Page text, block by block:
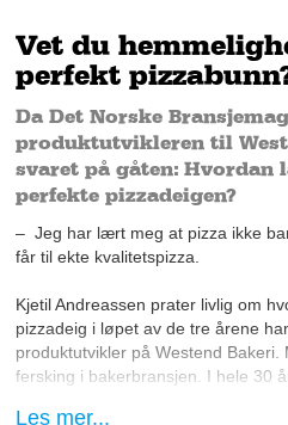
Vet du
perfekt
Da Det Norske
produktutvikleren til
svaret på gåten: Hvordan
perfekte pizzadeigen?
– Jeg har lært meg at pizza ikke
får til ekte kvalitetspizza.
Kjetil Andreassen prater livlig om
pizzadeig i løpet av de tre årene
produktutvikler på Westend Bakeri.
fersking i bakerbransjen. I hele 30
Les mer...